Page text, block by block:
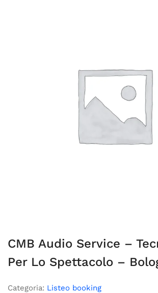
CMB Audio Service –
Per Lo Spettacolo –
Categoria: Listeo booking